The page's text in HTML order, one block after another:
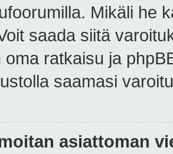
Mikäli he
saada siitä
oma ratkaisu ja
saamasi
asiattoman